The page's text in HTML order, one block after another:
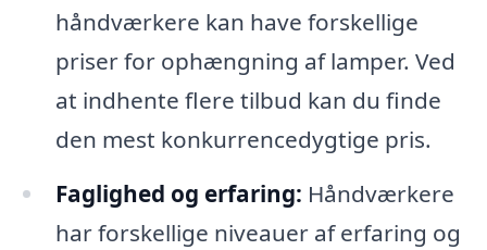
håndværkere kan have forskellige
priser for ophængning af lamper. Ved
at indhente flere tilbud kan du finde
den mest konkurrencedygtige pris.
Faglighed og erfaring: Håndværkere
har forskellige niveauer af erfaring og